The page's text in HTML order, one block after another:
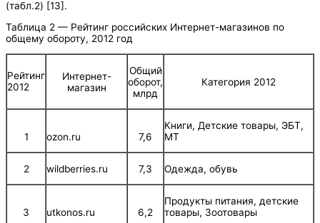
(табл.2) [13].
Таблица 2 — Рейтинг российских Интернет-магазинов по
общему обороту, 2012 год
Рейтинг
2012
Интернет-
магазин
Общий
оборот,
млрд
Категория 2012
1 ozon.ru 7,6
Книги, Детские товары, ЭБТ,
МТ
2 wildberries.ru 7,3 Одежда, обувь
3 utkonos.ru 6,2
Продукты питания, детские
товары, Зоотовары